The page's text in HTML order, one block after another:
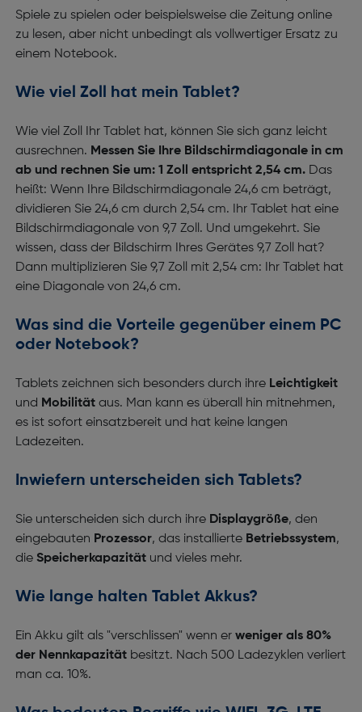
Spiele zu spielen oder beispielsweise die Zeitung online
zu lesen, aber nicht unbedingt als vollwertiger Ersatz zu
einem Notebook.
Wie viel Zoll hat mein Tablet?
Wie viel Zoll Ihr Tablet hat, können Sie sich ganz leicht
ausrechnen. Messen Sie Ihre Bildschirmdiagonale in cm
ab und rechnen Sie um: 1 Zoll entspricht 2,54 cm.Das
heißt: Wenn Ihre Bildschirmdiagonale 24,6 cm beträgt,
dividieren Sie 24,6 cm durch 2,54 cm. Ihr Tablet hat eine
Bildschirmdiagonale von 9,7 Zoll. Und umgekehrt. Sie
wissen, dass der Bildschirm Ihres Gerätes 9,7 Zoll hat?
Dann multiplizieren Sie 9,7 Zoll mit 2,54 cm: Ihr Tablet hat
eine Diagonale von 24,6 cm.
Was sind die Vorteile gegenüber einem PC
oder Notebook?
Tablets zeichnen sich besonders durch ihre Leichtigkeit
und Mobilitätaus. Man kann es überall hin mitnehmen,
es ist sofort einsatzbereit und hat keine langen
Ladezeiten.
Inwiefern unterscheiden sich Tablets?
Sie unterscheiden sich durch ihre Displaygröße, den
eingebauten Prozessor, das installierte Betriebssystem,
die Speicherkapazitätund vieles mehr.
Wie lange halten Tablet Akkus?
Ein Akku gilt als "verschlissen" wenn er weniger als 80%
der Nennkapazitätbesitzt. Nach 500 Ladezyklen verliert
man ca. 10%.